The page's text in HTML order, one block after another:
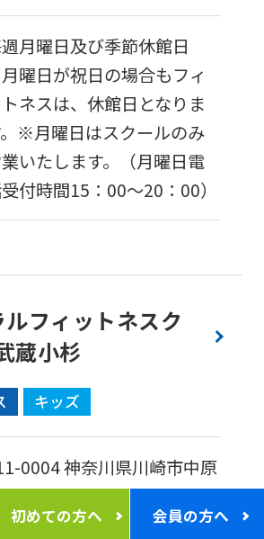
月曜日及び季節休館日
曜日が祝日の場合もフィ
ネスは、休館日となりま
※月曜日はスクールのみ
いたします。（月曜日電
付時間15：00〜20：00）
フィットネスク
蔵小杉
キッズ
0004神奈川県川崎市中原
丸子東3-1159
mapでみる
初めての方へ 会員の方へ